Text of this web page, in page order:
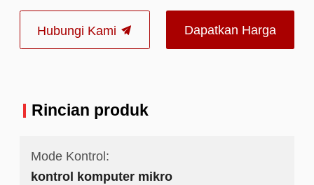
Hubungi Kami Dapatkan Harga
Rincian produk
Mode Kontrol:
kontrol komputer mikro